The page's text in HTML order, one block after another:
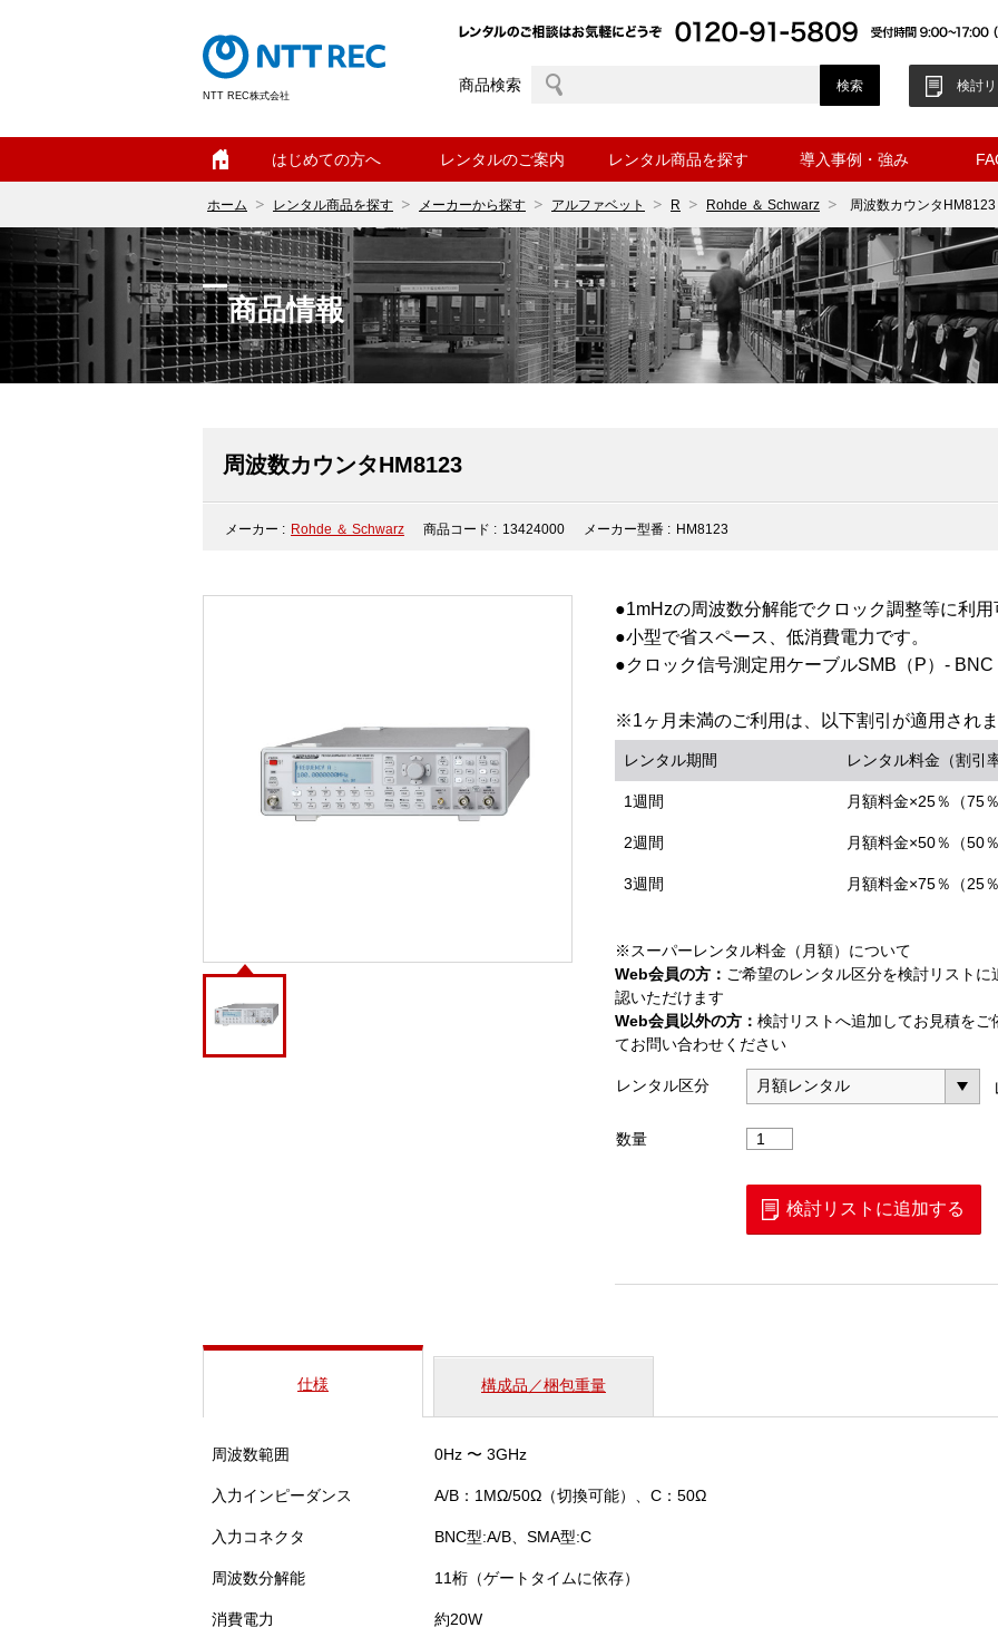
NTT REC株式会社
商品検索 検討リ
はじめての方へ レンタルのご案内 レンタル商品を探す 導入事例・強み
ホーム レンタル商品を探す メーカーから探す アルファベット R Rohde ＆ Schwarz 周波数カウンタHM8123
商品情報
周波数カウンタHM8123
メーカー : Rohde ＆ Schwarz 商品コード : 13424000 メーカー型番 : HM8123
●1mHzの周波数分解能でクロック調整等に利用
●小型で省スペース、低消費電力です。
●クロック信号測定用ケーブルSMB（P）- BNC
※1ヶ月未満のご利用は、以下割引が適用されま
レンタル期間 レンタル料金（割引率
1週間 月額料金×25％（75％
2週間 月額料金×50％（50％
3週間 月額料金×75％（25％
※スーパーレンタル料金（月額）について
Web会員の方： ご希望のレンタル区分を検討リスト
認いただけます
Web会員以外の方： 検討リストへ追加してお見積をご
てお問い合わせください
レンタル区分
数量
周
数
ウ
検討リストに追加する
仕様 構成品／梱包重量
周波数範囲 0Hz 〜 3GHz
入力インピーダンス A/B：1MΩ/50Ω（切換可能）、C：50Ω
入力コネクタ BNC型:A/B、SMA型:C
周波数分解能 11桁（ゲートタイムに依存）
消費電力 約20W